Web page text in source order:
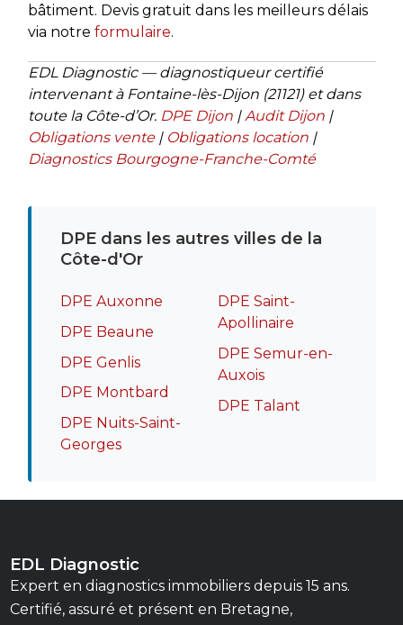
bâtiment. Devis gratuit dans les meilleurs délais
via notre formulaire.
EDL Diagnostic — diagnostiqueur certifié
intervenant à Fontaine-lès-Dijon (21121) et dans
toute la Côte-d’Or. DPE Dijon| Audit Dijon|
Obligations vente| Obligations location|
Diagnostics Bourgogne-Franche-Comté
DPE dans les autres villes de la
Côte-d'Or
DPE Auxonne
DPE Beaune
DPE Genlis
DPE Montbard
DPE Nuits-Saint-
Georges
DPE Saint-
Apollinaire
DPE Semur-en-
Auxois
DPE Talant
EDL Diagnostic
Expert en diagnostics immobiliers depuis 15 ans.
Certifié, assuré et présent en Bretagne,